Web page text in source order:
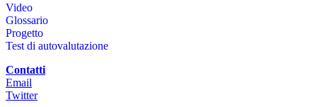
Video
Glossario
Progetto
Test di autovalutazione
Contatti
Email
Twitter